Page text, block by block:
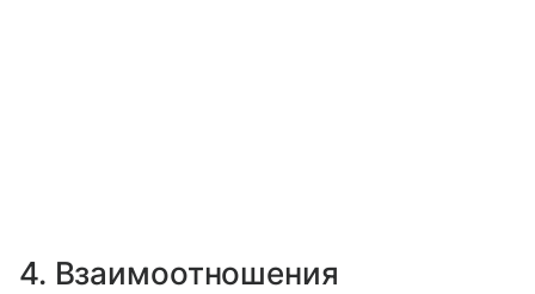
4. Взаимоотношения